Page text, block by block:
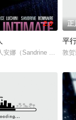
色彩述说三个好友琼
的骨灰后，分道扬镳。
2.0
安娜（Sandrine
正
平
敦